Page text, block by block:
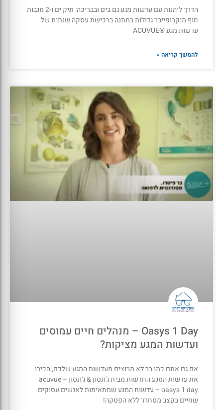
הדרך ליהנות עם עדשות מגע גם בים ובבריכה: תיק ים ו-2 מגבות
חוף מיקרופייבר גדולות במתנה ברכישת עסקה שנתית של
עדשות מגע ®ACUVUE
להמשך קריאה »
Oasys 1 Day – מנהלים חיים עמוסים
ועדשות המגע מציקות?
אם גם אתם כמו בר לא מרוצים מעדשות המגע שלכם, הכירו
את עדשות המגע החדשות מבית ג'ונסון & ג'ונסון – acuvue
oasys 1 day – עדשות המגע שמתאימות לאנשים עסוקים
שחיים בקצב מסחרר ללא הפסקה!